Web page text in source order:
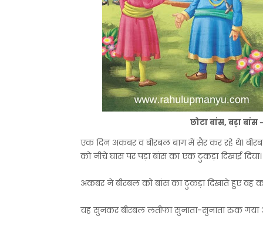
छोटा बांस, बड़ा
एक दिन अकबर व बीरबल बाग में सैर कर रहे थे।
को नीचे घास पर पड़ा बांस का एक टुकड़ा दिखाई
अकबर ने बीरबल को बांस का टुकड़ा दिखाते हुए वह
यह सुनकर बीरबल लतीफा सुनाता-सुनाता रुक